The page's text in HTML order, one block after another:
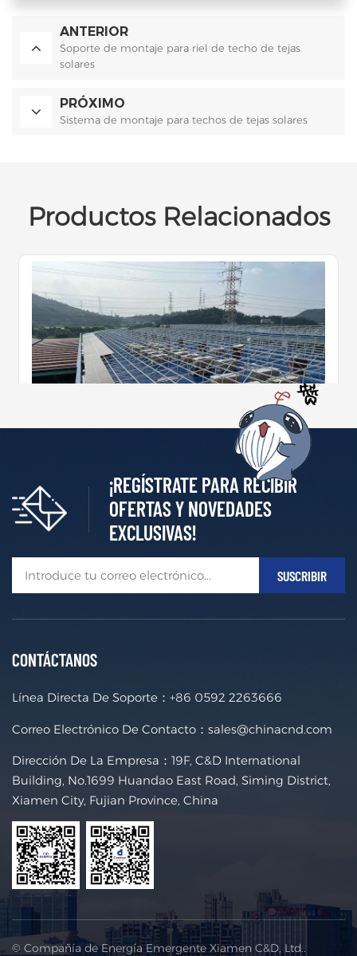
ANTERIOR
Soporte de montaje para riel de techo de tejas
solares
PRÓXIMO
Sistema de montaje para techos de tejas solares
Productos Relacionados
Soporte y sistema de montaje solar para techos de jun
nta alzada. Sitio del proyecto: Chapa metálica Base:
iento: ≤60 m/s Carga de nieve: ≤2500 mm Módulo ap
izontal o vertical Origen del producto: Porcelana
MÁS +
¡REGÍSTRATE PARA RECIBIR
OFERTAS Y NOVEDADES
EXCLUSIVAS!
CONTÁCTANOS
Línea Directa De Soporte： +86 0592 2263666
Correo Electrónico De Contacto： sales@chinacnd.com
Dirección De La Empresa：19F, C&D International
Building, No.1699 Huandao East Road, Siming District,
Xiamen City, Fujian Province, China
© Compañía de Energía Emergente Xiamen C&D, Ltd..